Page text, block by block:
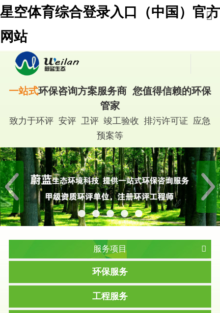
星空体育综合登录入口（中国）官方
网站
一站式环保咨询方案服务商 您值得信赖的环保
管家
致力于环评 安评 卫评 竣工验收 排污许可证 应急
预案等
服务项目
环保服务
工程服务